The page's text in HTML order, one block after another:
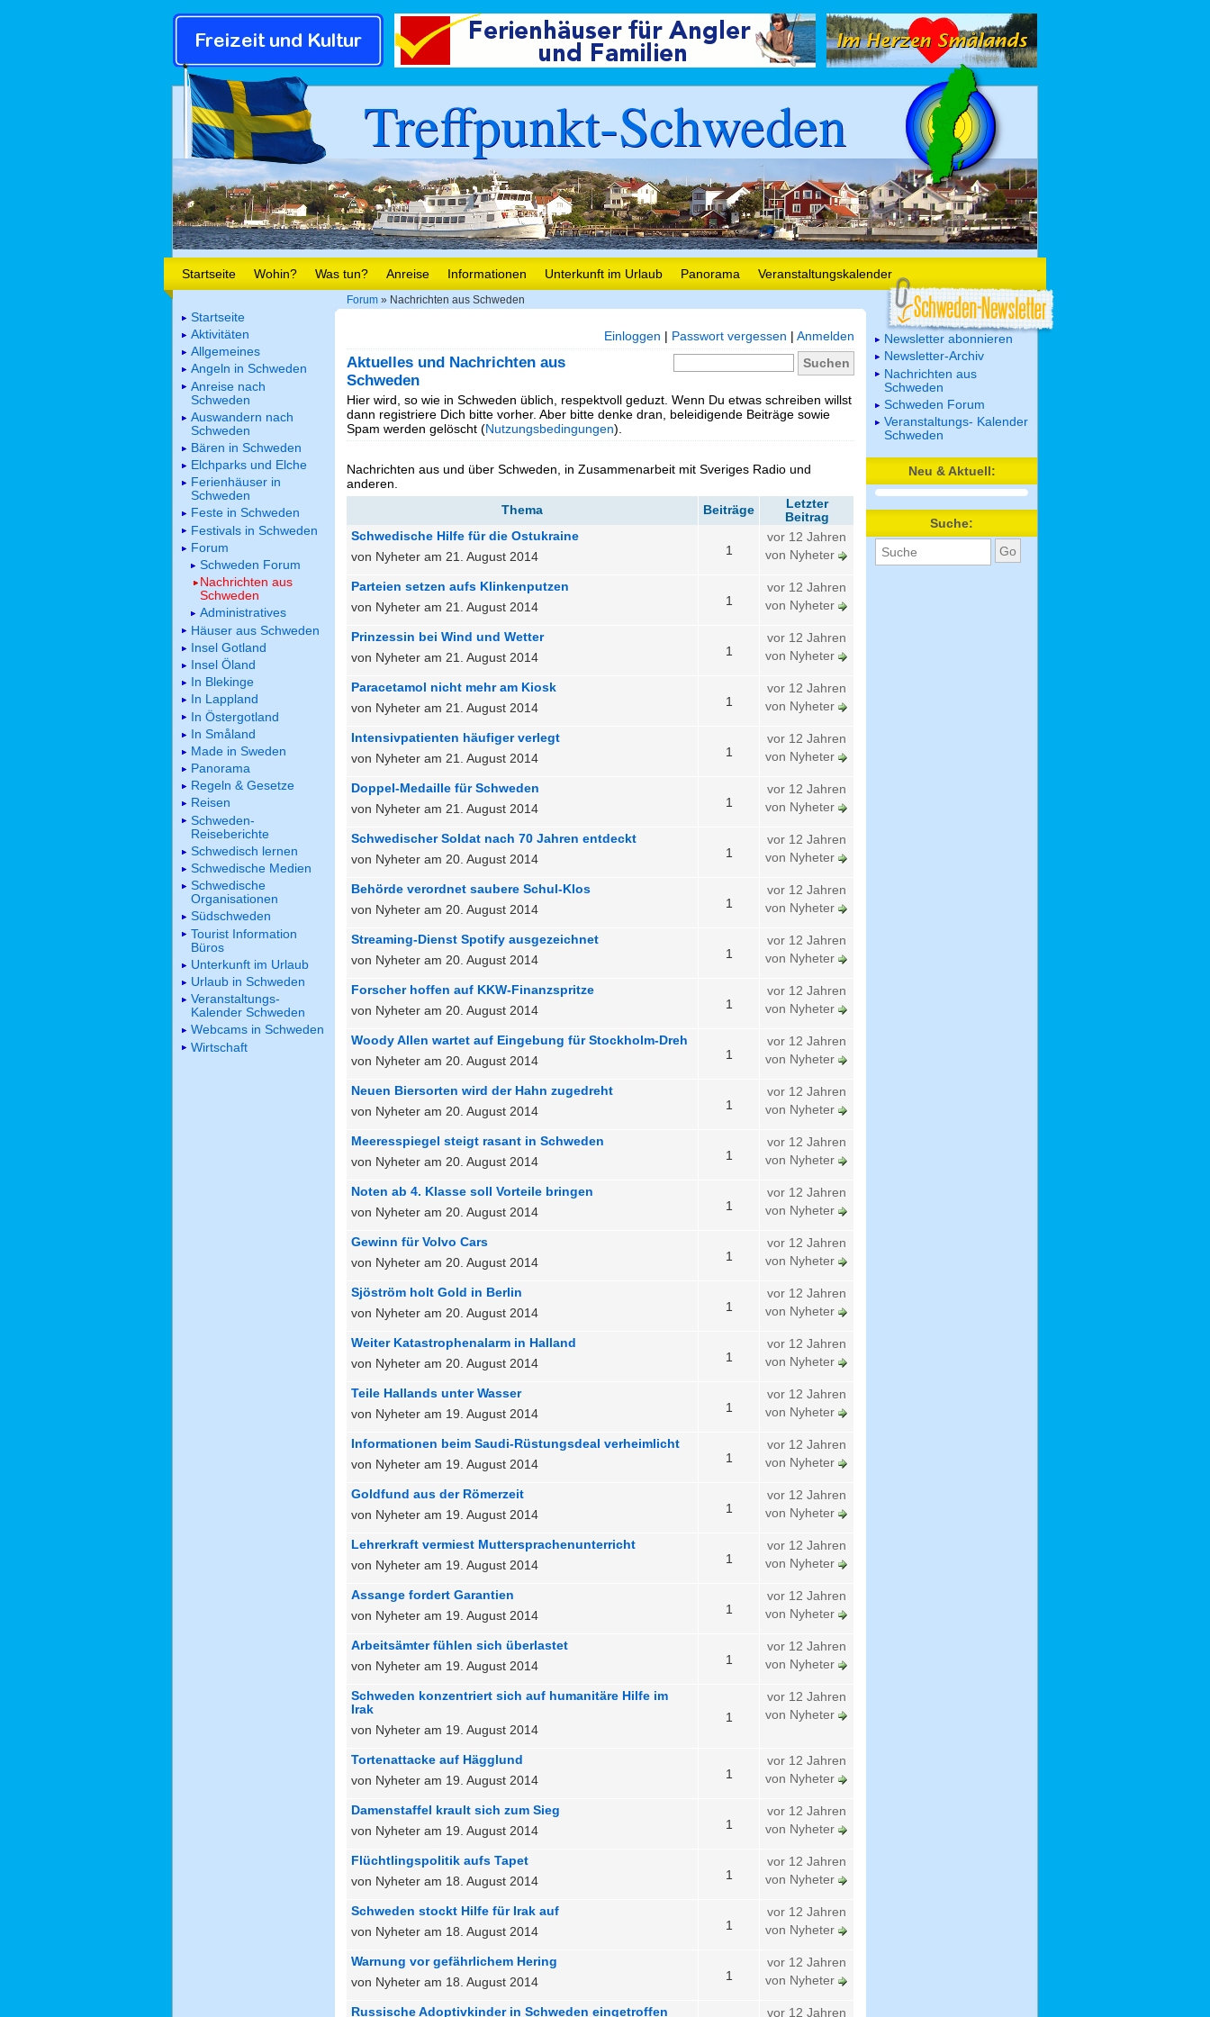
Treffpunkt-Schweden
Startseite Wohin? Was tun? Anreise Informationen Unterkunft im Urlaub Panorama Veranstaltungskalender
Forum » Nachrichten aus Schweden
Einloggen | Passwort vergessen | Anmelden
Aktuelles und Nachrichten aus
Schweden
Hier wird, so wie in Schweden üblich, respektvoll geduzt. Wenn Du etwas schreiben willst
dann registriere Dich bitte vorher. Aber bitte denke dran, beleidigende Beiträge sowie
Spam werden gelöscht (Nutzungsbedingungen).
Nachrichten aus und über Schweden, in Zusammenarbeit mit Sveriges Radio und
anderen.
Thema
Beiträge
Letzter
Beitrag
Schwedische Hilfe für die Ostukraine
von Nyheter am 21. August 2014
1
vor 12 Jahren
von Nyheter
Parteien setzen aufs Klinkenputzen
von Nyheter am 21. August 2014
1
vor 12 Jahren
von Nyheter
Prinzessin bei Wind und Wetter
von Nyheter am 21. August 2014
1
vor 12 Jahren
von Nyheter
Paracetamol nicht mehr am Kiosk
von Nyheter am 21. August 2014
1
vor 12 Jahren
von Nyheter
Intensivpatienten häufiger verlegt
von Nyheter am 21. August 2014
1
vor 12 Jahren
von Nyheter
Doppel-Medaille für Schweden
von Nyheter am 21. August 2014
1
vor 12 Jahren
von Nyheter
Schwedischer Soldat nach 70 Jahren entdeckt
von Nyheter am 20. August 2014
1
vor 12 Jahren
von Nyheter
Behörde verordnet saubere Schul-Klos
von Nyheter am 20. August 2014
1
vor 12 Jahren
von Nyheter
Streaming-Dienst Spotify ausgezeichnet
von Nyheter am 20. August 2014
1
vor 12 Jahren
von Nyheter
Forscher hoffen auf KKW-Finanzspritze
von Nyheter am 20. August 2014
1
vor 12 Jahren
von Nyheter
Woody Allen wartet auf Eingebung für Stockholm-Dreh
von Nyheter am 20. August 2014
1
vor 12 Jahren
von Nyheter
Neuen Biersorten wird der Hahn zugedreht
von Nyheter am 20. August 2014
1
vor 12 Jahren
von Nyheter
Meeresspiegel steigt rasant in Schweden
von Nyheter am 20. August 2014
1
vor 12 Jahren
von Nyheter
Noten ab 4. Klasse soll Vorteile bringen
von Nyheter am 20. August 2014
1
vor 12 Jahren
von Nyheter
Gewinn für Volvo Cars
von Nyheter am 20. August 2014
1
vor 12 Jahren
von Nyheter
Sjöström holt Gold in Berlin
von Nyheter am 20. August 2014
1
vor 12 Jahren
von Nyheter
Weiter Katastrophenalarm in Halland
von Nyheter am 20. August 2014
1
vor 12 Jahren
von Nyheter
Teile Hallands unter Wasser
von Nyheter am 19. August 2014
1
vor 12 Jahren
von Nyheter
Informationen beim Saudi-Rüstungsdeal verheimlicht
von Nyheter am 19. August 2014
1
vor 12 Jahren
von Nyheter
Goldfund aus der Römerzeit
von Nyheter am 19. August 2014
1
vor 12 Jahren
von Nyheter
Lehrerkraft vermiest Muttersprachenunterricht
von Nyheter am 19. August 2014
1
vor 12 Jahren
von Nyheter
Assange fordert Garantien
von Nyheter am 19. August 2014
1
vor 12 Jahren
von Nyheter
Arbeitsämter fühlen sich überlastet
von Nyheter am 19. August 2014
1
vor 12 Jahren
von Nyheter
Schweden konzentriert sich auf humanitäre Hilfe im
Irak
von Nyheter am 19. August 2014
1
vor 12 Jahren
von Nyheter
Tortenattacke auf Hägglund
von Nyheter am 19. August 2014
1
vor 12 Jahren
von Nyheter
Damenstaffel krault sich zum Sieg
von Nyheter am 19. August 2014
1
vor 12 Jahren
von Nyheter
Flüchtlingspolitik aufs Tapet
von Nyheter am 18. August 2014
1
vor 12 Jahren
von Nyheter
Schweden stockt Hilfe für Irak auf
von Nyheter am 18. August 2014
1
vor 12 Jahren
von Nyheter
Warnung vor gefährlichem Hering
von Nyheter am 18. August 2014
1
vor 12 Jahren
von Nyheter
Russische Adoptivkinder in Schweden eingetroffen vor 12 Jahren
Startseite
Aktivitäten
Allgemeines
Angeln in Schweden
Anreise nach
Schweden
Auswandern nach
Schweden
Bären in Schweden
Elchparks und Elche
Ferienhäuser in
Schweden
Feste in Schweden
Festivals in Schweden
Forum
Schweden Forum
Nachrichten aus
Schweden
Administratives
Häuser aus Schweden
Insel Gotland
Insel Öland
In Blekinge
In Lappland
In Östergotland
In Småland
Made in Sweden
Panorama
Regeln & Gesetze
Reisen
Schweden-
Reiseberichte
Schwedisch lernen
Schwedische Medien
Schwedische
Organisationen
Südschweden
Tourist Information
Büros
Unterkunft im Urlaub
Urlaub in Schweden
Veranstaltungs-
Kalender Schweden
Webcams in Schweden
Wirtschaft
Newsletter abonnieren
Newsletter-Archiv
Nachrichten aus
Schweden
Schweden Forum
Veranstaltungs- Kalender
Schweden
Neu & Aktuell:
Suche: